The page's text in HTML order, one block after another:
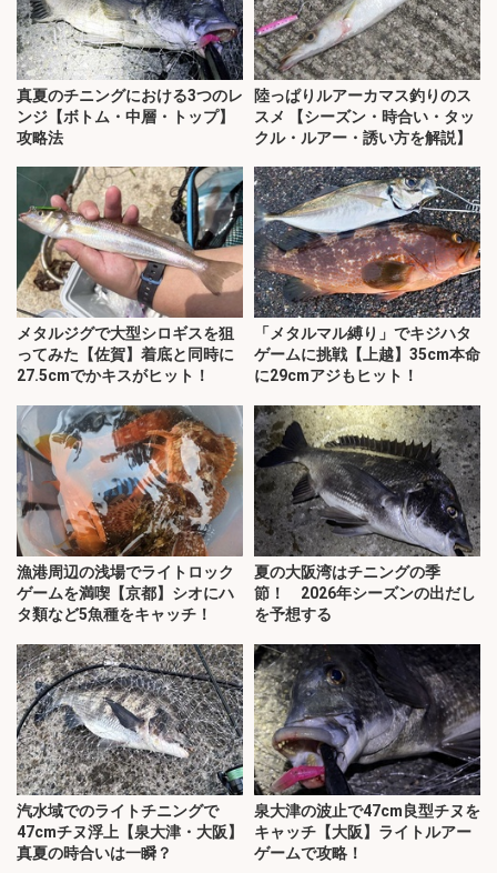
真夏のチニングにおける3つのレ
ンジ【ボトム・中層・トップ】
攻略法
陸っぱりルアーカマス釣りのス
スメ 【シーズン・時合い・タッ
クル・ルアー・誘い方を解説】
メタルジグで大型シロギスを狙
ってみた【佐賀】着底と同時に
27.5cmでかキスがヒット！
「メタルマル縛り」でキジハタ
ゲームに挑戦【上越】35cm本命
に29cmアジもヒット！
漁港周辺の浅場でライトロック
ゲームを満喫【京都】シオにハ
タ類など5魚種をキャッチ！
夏の大阪湾はチニングの季
節！ 2026年シーズンの出だし
を予想する
汽水域でのライトチニングで
47cmチヌ浮上【泉大津・大阪】
真夏の時合いは一瞬？
泉大津の波止で47cm良型チヌを
キャッチ【大阪】ライトルアー
ゲームで攻略！